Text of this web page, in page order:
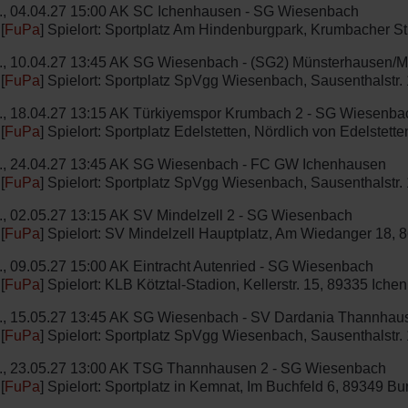
04.04.27 15:00 AK SC Ichenhausen - SG Wiesenbach
FuPa] Spielort: Sportplatz Am Hindenburgpark, Krumbacher
10.04.27 13:45 AK SG Wiesenbach - (SG2) Münsterhausen/
FuPa] Spielort: Sportplatz SpVgg Wiesenbach,
18.04.27 13:15 AK Türkiyemspor Krumbach 2 - SG
FuPa] Spielort: Sportplatz Edelstetten, Nördlich von
24.04.27 13:45 AK SG Wiesenbach - FC GW Ichenhausen
FuPa] Spielort: Sportplatz SpVgg Wiesenbach,
02.05.27 13:15 AK SV Mindelzell 2 - SG Wiesenbach
FuPa] Spielort: SV Mindelzell Hauptplatz, Am Wiedanger 18,
09.05.27 15:00 AK Eintracht Autenried - SG Wiesenbach
FuPa] Spielort: KLB Kötztal-Stadion, Kellerstr. 15, 89335
15.05.27 13:45 AK SG Wiesenbach - SV Dardania
FuPa] Spielort: Sportplatz SpVgg Wiesenbach,
23.05.27 13:00 AK TSG Thannhausen 2 - SG Wiesenbach
FuPa] Spielort: Sportplatz in Kemnat, Im Buchfeld 6, 89349